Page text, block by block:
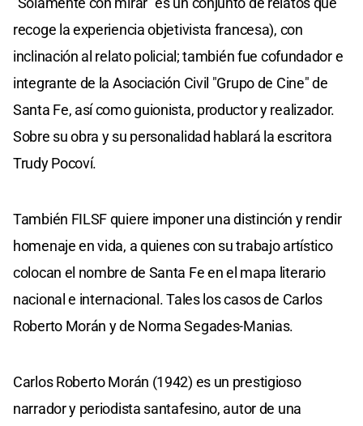
recoge la experiencia objetivista francesa), con
inclinación al relato policial; también fue cofundador e
integrante de la Asociación Civil "Grupo de Cine" de
Santa Fe, así como guionista, productor y realizador.
Sobre su obra y su personalidad hablará la escritora
Trudy Pocoví.
También FILSF quiere imponer una distinción y rendir
homenaje en vida, a quienes con su trabajo artístico
colocan el nombre de Santa Fe en el mapa literario
nacional e internacional. Tales los casos de Carlos
Roberto Morán y de Norma Segades-Manias.
Carlos Roberto Morán (1942) es un prestigioso
narrador y periodista santafesino, autor de una